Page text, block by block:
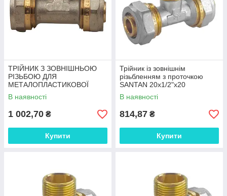
ТРІЙНИК З ЗОВНІШНЬОЮ
РІЗЬБОЮ ДЛЯ
МЕТАЛОПЛАСТИКОВОЇ
ТРУБИ 32x1Mx32
В наявності
1 002,70 ₴
Купити
Трійник із зовнішнім
різьбленням з проточкою
SANTAN 20х1/2"х20
В наявності
814,87 ₴
Купити